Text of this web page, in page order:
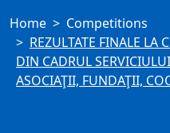
Home
Competitions
REZULTATE FINALE LA
DIN CADRUL
ASOCIAŢII, FUNDAŢII,